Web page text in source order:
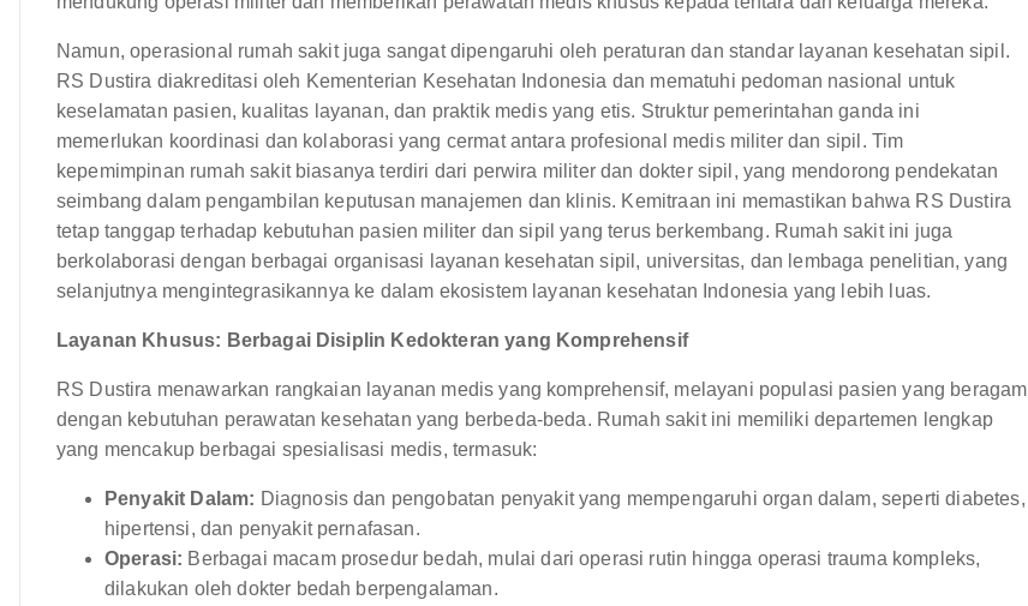
Namun, operasional rumah sakit juga sangat dipengaruhi oleh peraturan dan standar layanan kesehatan sipil.
RS Dustira diakreditasi oleh Kementerian Kesehatan Indonesia dan mematuhi pedoman nasional untuk
keselamatan pasien, kualitas layanan, dan praktik medis yang etis. Struktur pemerintahan ganda ini
memerlukan koordinasi dan kolaborasi yang cermat antara profesional medis militer dan sipil. Tim
kepemimpinan rumah sakit biasanya terdiri dari perwira militer dan dokter sipil, yang mendorong pendekatan
seimbang dalam pengambilan keputusan manajemen dan klinis. Kemitraan ini memastikan bahwa RS Dustira
tetap tanggap terhadap kebutuhan pasien militer dan sipil yang terus berkembang. Rumah sakit ini juga
berkolaborasi dengan berbagai organisasi layanan kesehatan sipil, universitas, dan lembaga penelitian, yang
selanjutnya mengintegrasikannya ke dalam ekosistem layanan kesehatan Indonesia yang lebih luas.
Layanan Khusus: Berbagai Disiplin Kedokteran yang Komprehensif
RS Dustira menawarkan rangkaian layanan medis yang komprehensif, melayani populasi pasien yang beragam
dengan kebutuhan perawatan kesehatan yang berbeda-beda. Rumah sakit ini memiliki departemen lengkap
yang mencakup berbagai spesialisasi medis, termasuk:
Penyakit Dalam: Diagnosis dan pengobatan penyakit yang mempengaruhi organ dalam, seperti diabetes,
hipertensi, dan penyakit pernafasan.
Operasi: Berbagai macam prosedur bedah, mulai dari operasi rutin hingga operasi trauma kompleks,
dilakukan oleh dokter bedah berpengalaman.